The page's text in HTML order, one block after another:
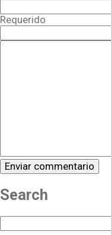
Requerido
Search